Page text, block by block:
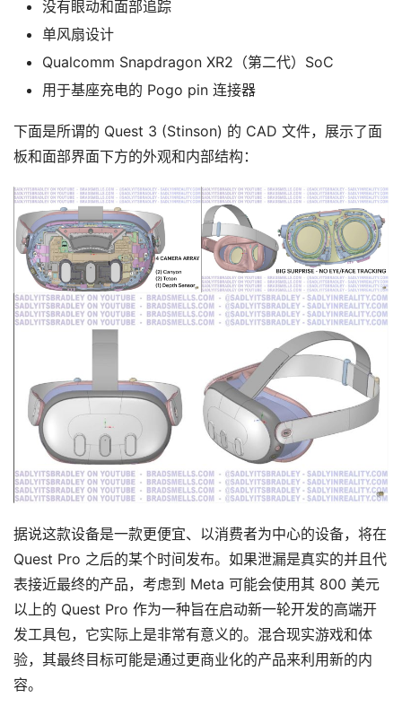
页
业
动
应
用
新
闻
设
观
点
资
源
下
载
V
登录 注册
没有眼动和面部追踪
单风扇设计
Qualcomm Snapdragon XR2（第二代）SoC
用于基座充电的 Pogo pin 连接器
下面是所谓的 Quest 3 (Stinson) 的 CAD 文件，展示了面
板和面部界面下方的外观和内部结构：
据说这款设备是一款更便宜、以消费者为中心的设备，将在
Quest Pro 之后的某个时间发布。如果泄漏是真实的并且代
表接近最终的产品，考虑到 Meta 可能会使用其 800 美元
以上的 Quest Pro 作为一种旨在启动新一轮开发的高端开
发工具包，它实际上是非常有意义的。混合现实游戏和体
验，其最终目标可能是通过更商业化的产品来利用新的内
容。